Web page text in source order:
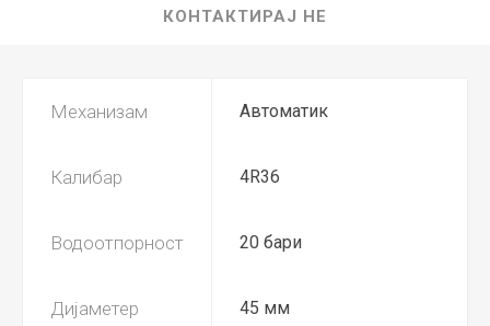
КОНТАКТИРАЈ НЕ
Механизам Автоматик
Калибар 4R36
Водоотпорност 20 бари
Дијаметер 45 мм